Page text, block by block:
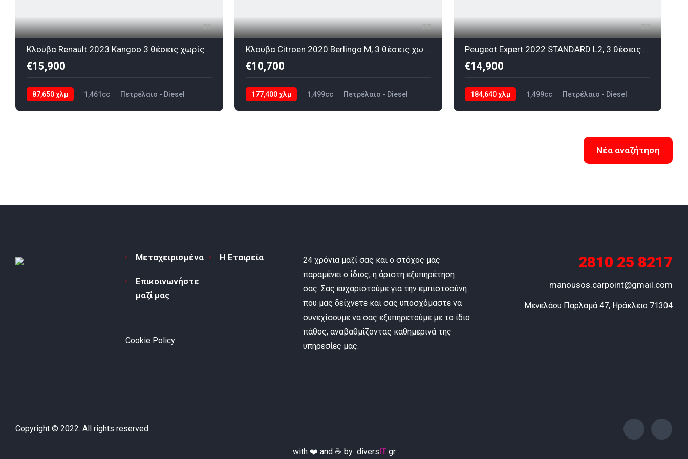
26
Κλούβα Renault 2023 Kangoo 3 θέσεις χωρίς ΦΠΑ
€15,900
87,650 χλμ 1,461cc
Πετρέλαιο - Diesel
23
Κλούβα Citroen 2020 Berlingo M, 3 θέσεις χωρις ΦΠΑ
€10,700
177,400 χλμ 1,499cc
Πετρέλαιο - Diesel
23
Peugeot Expert 2022 STANDARD L2, 3 θέσεις CarPoint χωρις ΦΠΑ
€14,900
184,640 χλμ 1,499cc
Πετρέλαιο - Diesel
Νέα αναζήτηση
Μεταχειρισμένα Η Εταιρεία
Επικοινωνήστε
μαζί μας
Cookie Policy
24 χρόνια μαζί σας και ο στόχος μας
παραμένει ο ίδιος, η άριστη εξυπηρέτηση
σας. Σας ευχαριστούμε για την εμπιστοσύνη
που μας δείχνετε και σας υποσχόμαστε να
συνεχίσουμε να σας εξυπηρετούμε με το ίδιο
πάθος, αναβαθμίζοντας καθημερινά της
υπηρεσίες μας.
2810 25 8217
manousos.carpoint@gmail.com
Μενελάου Παρλαμά 47, Ηράκλειο 71304
Copyright © 2022. All rights reserved.
with ❤️ and ☕ by diversIT.gr